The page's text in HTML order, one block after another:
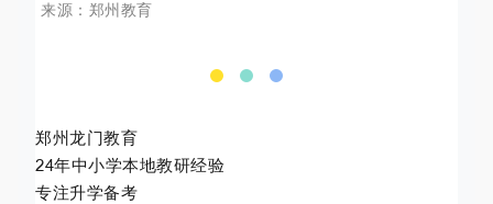
来源：郑州教育
郑州龙门教育
24年中小学本地教研经验
专注升学备考